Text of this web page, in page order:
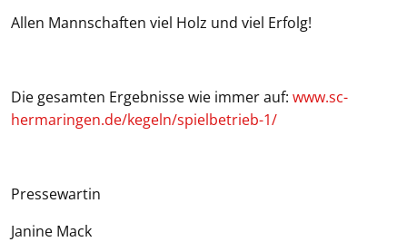
Allen Mannschaften viel Holz und viel Erfolg!
Die gesamten Ergebnisse wie immer auf: www.sc-
hermaringen.de/kegeln/spielbetrieb-1/
Pressewartin
Janine Mack